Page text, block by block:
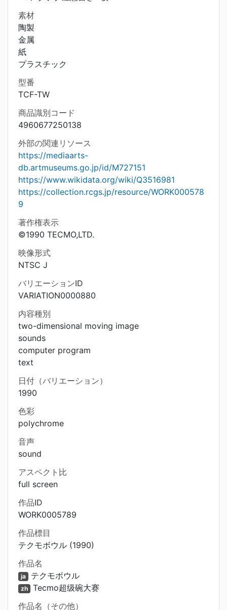
素材
陶製
金属
紙
プラスチック
型番
TCF-TW
商品識別コード
4960677250138
外部の関連リソース
https://mediaarts-
db.artmuseums.go.jp/id/M727151
https://www.wikidata.org/wiki/Q3516981
https://collection.rcgs.jp/resource/WORK000578
9
著作権表示
©1990 TECMO,LTD.
映像形式
NTSC J
バリエーションID
VARIATION0000880
内容種別
two-dimensional moving image
sounds
computer program
text
日付（バリエーション）
1990
色彩
polychrome
音声
sound
アスペクト比
full screen
作品ID
WORK0005789
作品標目
テクモボウル (1990)
作品名
ja テクモボウル
zh Tecmo超级碗大赛
作品名（その他）